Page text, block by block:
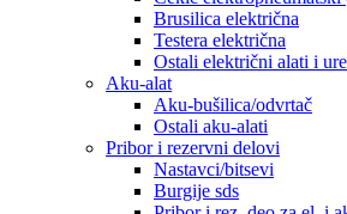
Brusilica električna
Testera električna
Ostali električni alati i
Aku-alat
Aku-bušilica/odvrtač
Ostali aku-alati
Pribor i rezervni delovi
Nastavci/bitsevi
Burgije sds